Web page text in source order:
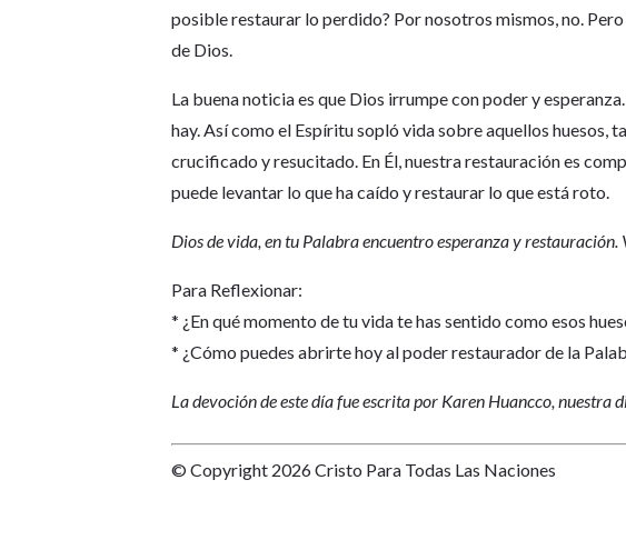
posible restaurar lo perdido? Por nosotros mismos, no.
de Dios.
La buena noticia es que Dios irrumpe con poder y
hay. Así como el Espíritu sopló vida sobre aquellos huesos,
crucificado y resucitado. En Él, nuestra restauración es
puede levantar lo que ha caído y restaurar lo que está roto.
Dios de vida, en tu Palabra encuentro esperanza y
Para Reflexionar:
* ¿En qué momento de tu vida te has sentido como esos
* ¿Cómo puedes abrirte hoy al poder restaurador de la
La devoción de este día fue escrita por Karen Huancco, nuestra
© Copyright 2026 Cristo Para Todas Las Naciones